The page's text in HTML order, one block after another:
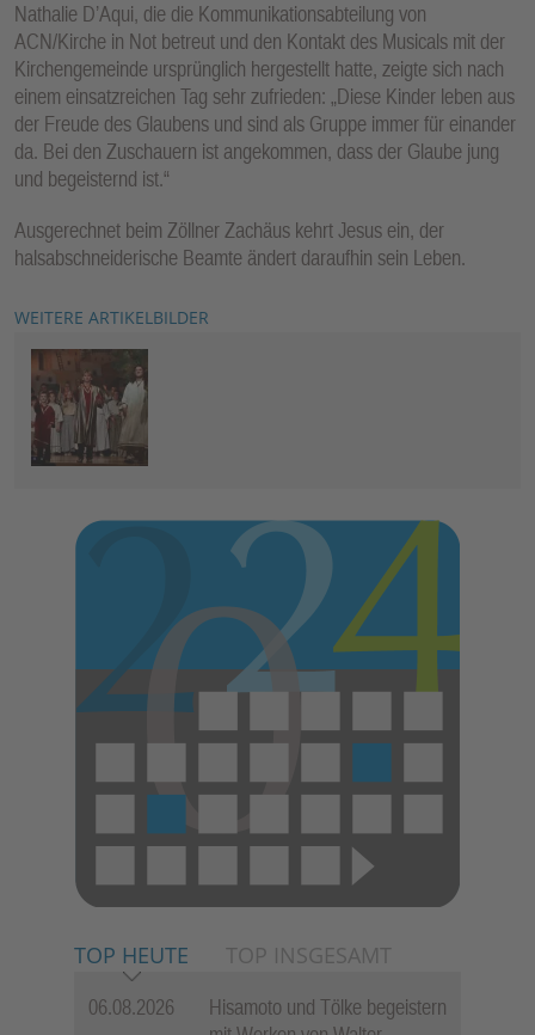
Nathalie D’Aqui, die die Kommunikationsabteilung von
ACN/Kirche in Not betreut und den Kontakt des Musicals mit der
Kirchengemeinde ursprünglich hergestellt hatte, zeigte sich nach
einem einsatzreichen Tag sehr zufrieden: „Diese Kinder leben aus
der Freude des Glaubens und sind als Gruppe immer für einander
da. Bei den Zuschauern ist angekommen, dass der Glaube jung
und begeisternd ist.“
Ausgerechnet beim Zöllner Zachäus kehrt Jesus ein, der
halsabschneiderische Beamte ändert daraufhin sein Leben.
WEITERE ARTIKELBILDER
TOP HEUTE TOP INSGESAMT
06.08.2026
Hisamoto und Tölke begeistern